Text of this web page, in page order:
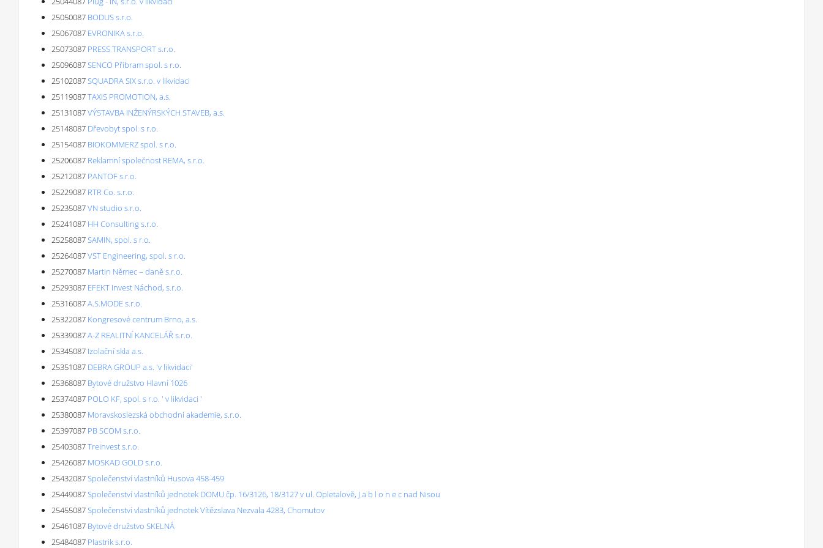
25050087 BODUS s.r.o.
25067087 EVRONIKA s.r.o.
25073087 PRESS TRANSPORT s.r.o.
25096087SENCO Příbram spol. s r.o.
25102087SQUADRA SIX s.r.o. v likvidaci
25119087TAXIS PROMOTION, a.s.
25131087VÝSTAVBA INŽENÝRSKÝCH STAVEB, a.s.
25148087 Dřevobyt spol. s r.o.
25154087 BIOKOMMERZ spol. s r.o.
25206087 Reklamní společnost REMA, s.r.o.
25212087 PANTOF s.r.o.
25229087 RTR Co. s.r.o.
25235087VN studio s.r.o.
25241087 HH Consulting s.r.o.
25258087SAMIN, spol. s r.o.
25264087VST Engineering, spol. s r.o.
25270087 Martin Němec – daně s.r.o.
25293087 EFEKT Invest Náchod, s.r.o.
25316087A.S.MODE s.r.o.
25322087 Kongresové centrum Brno, a.s.
25339087A-Z REALITNÍ KANCELÁŘ s.r.o.
25345087 Izolační skla a.s.
25351087 DEBRA GROUP a.s. 'v likvidaci'
25368087 Bytové družstvo Hlavní 1026
25374087 POLO KF, spol. s r.o. ' v likvidaci '
25380087 Moravskoslezská obchodní akademie, s.r.o.
25397087 PB SCOM s.r.o.
25403087Treinvest s.r.o.
25426087 MOSKAD GOLD s.r.o.
25432087Společenství vlastníků Husova 458-459
25449087Společenství vlastníků jednotek DOMU čp. 16/3126, 18/3127 v ul. Opletalově, J a b l o n e c nad Nisou
25455087Společenství vlastníků jednotek Vítězslava Nezvala 4283, Chomutov
25461087 Bytové družstvo SKELNÁ
25484087 Plastrik s.r.o.